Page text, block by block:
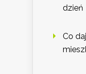
dzień
Co